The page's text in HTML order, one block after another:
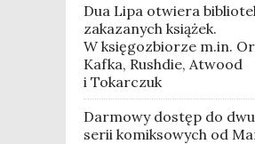
Dua Lipa otwiera
zakazanych książek.
W księgozbiorze m.in.
Kafka, Rushdie, Atwood
i Tokarczuk
Darmowy dostęp do
serii komiksowych od